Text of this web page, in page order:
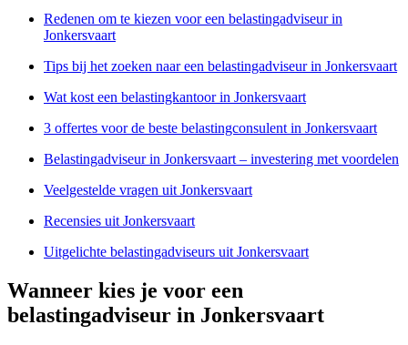
Redenen om te kiezen voor een belastingadviseur in
Jonkersvaart
Tips bij het zoeken naar een belastingadviseur in Jonkersvaart
Wat kost een belastingkantoor in Jonkersvaart
3 offertes voor de beste belastingconsulent in Jonkersvaart
Belastingadviseur in Jonkersvaart – investering met voordelen
Veelgestelde vragen uit Jonkersvaart
Recensies uit Jonkersvaart
Uitgelichte belastingadviseurs uit Jonkersvaart
Wanneer kies je voor een
belastingadviseur in Jonkersvaart